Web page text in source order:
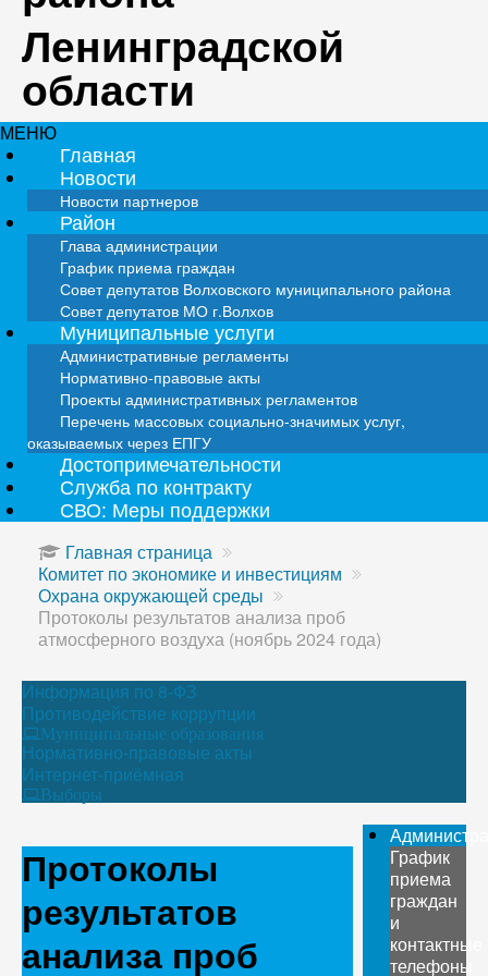
Ленинградской
области
МЕНЮ
Главная
Новости
Новости партнеров
Район
Глава администрации
График приема граждан
Совет депутатов Волховского муниципального района
Совет депутатов МО г.Волхов
Муниципальные услуги
Административные регламенты
Нормативно-правовые акты
Проекты административных регламентов
Перечень массовых социально-значимых услуг,
оказываемых через ЕПГУ
Достопримечательности
Служба по контракту
СВО: Меры поддержки
Главная страница
Комитет по экономике и инвестициям
Охрана окружающей среды
Протоколы результатов анализа проб
атмосферного воздуха (ноябрь 2024 года)
Информация по 8-ФЗ
Противодействие коррупции
Муниципальные образования
Нормативно-правовые акты
Интернет-приёмная
Выборы
Протоколы
результатов
анализа проб
График
приема
граждан
и
контактные
телефоны